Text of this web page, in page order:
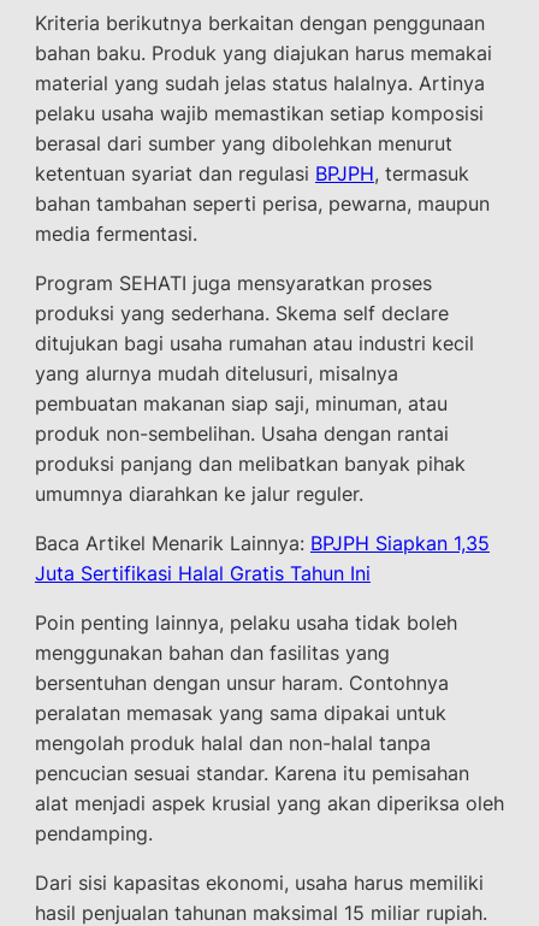
Kriteria berikutnya berkaitan dengan penggunaan
bahan baku. Produk yang diajukan harus memakai
material yang sudah jelas status halalnya. Artinya
pelaku usaha wajib memastikan setiap komposisi
berasal dari sumber yang dibolehkan menurut
ketentuan syariat dan regulasi BPJPH, termasuk
bahan tambahan seperti perisa, pewarna, maupun
media fermentasi.
Program SEHATI juga mensyaratkan proses
produksi yang sederhana. Skema self declare
ditujukan bagi usaha rumahan atau industri kecil
yang alurnya mudah ditelusuri, misalnya
pembuatan makanan siap saji, minuman, atau
produk non-sembelihan. Usaha dengan rantai
produksi panjang dan melibatkan banyak pihak
umumnya diarahkan ke jalur reguler.
Baca Artikel Menarik Lainnya: BPJPH Siapkan 1,35
Juta Sertifikasi Halal Gratis Tahun Ini
Poin penting lainnya, pelaku usaha tidak boleh
menggunakan bahan dan fasilitas yang
bersentuhan dengan unsur haram. Contohnya
peralatan memasak yang sama dipakai untuk
mengolah produk halal dan non-halal tanpa
pencucian sesuai standar. Karena itu pemisahan
alat menjadi aspek krusial yang akan diperiksa oleh
pendamping.
Dari sisi kapasitas ekonomi, usaha harus memiliki
hasil penjualan tahunan maksimal 15 miliar rupiah.